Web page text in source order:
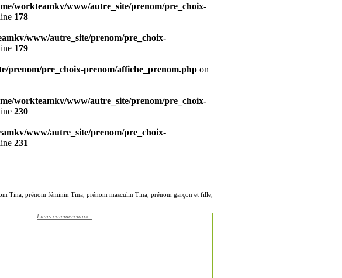
workteamkv/www/autre_site/prenom/pre_choix-
178
www/autre_site/prenom/pre_choix-
179
prenom/pre_choix-prenom/affiche_prenom.php on
workteamkv/www/autre_site/prenom/pre_choix-
230
www/autre_site/prenom/pre_choix-
231
Tina, prénom féminin Tina, prénom masculin Tina, prénom garçon et fille,
Liens commerciaux :